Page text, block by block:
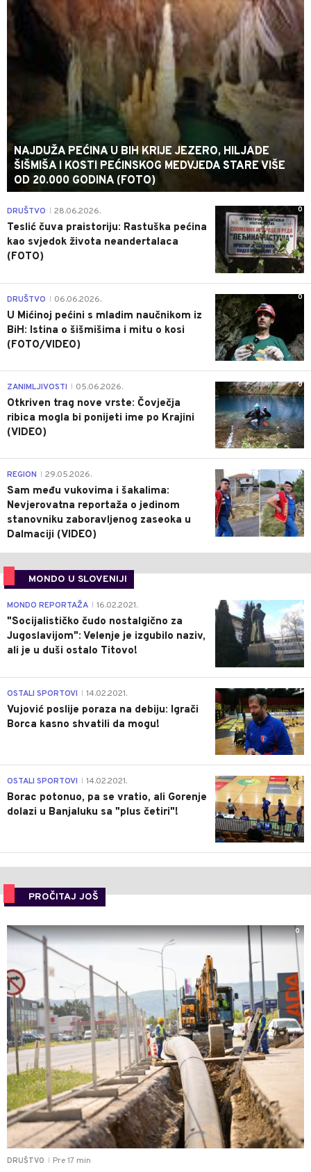
NAJDUŽA PEĆINA U BIH KRIJE JEZERO, HILJADE
ŠIŠMIŠA I KOSTI PEĆINSKOG MEDVJEDA STARE VIŠE
OD 20.000 GODINA (FOTO)
0
DRUŠTVO 28.06.2026.
Teslić čuva praistoriju: Rastuška pećina
kao svjedok života neandertalaca
(FOTO)
0
DRUŠTVO 06.06.2026.
U Mićinoj pećini s mladim naučnikom iz
BiH: Istina o šišmišima i mitu o kosi
(FOTO/VIDEO)
0
ZANIMLJIVOSTI 05.06.2026.
Otkriven trag nove vrste: Čovječja
ribica mogla bi ponijeti ime po Krajini
(VIDEO)
0
REGION 29.05.2026.
Sam među vukovima i šakalima:
Nevjerovatna reportaža o jedinom
stanovniku zaboravljenog zaseoka u
Dalmaciji (VIDEO)
MONDO U SLOVENIJI
4
MONDO REPORTAŽA 16.02.2021.
"Socijalističko čudo nostalgično za
Jugoslavijom": Velenje je izgubilo naziv,
ali je u duši ostalo Titovo!
1
OSTALI SPORTOVI 14.02.2021.
Vujović poslije poraza na debiju: Igrači
Borca kasno shvatili da mogu!
3
OSTALI SPORTOVI 14.02.2021.
Borac potonuo, pa se vratio, ali Gorenje
dolazi u Banjaluku sa "plus četiri"!
PROČITAJ JOŠ
DRUŠTVO Pre 17 min
0